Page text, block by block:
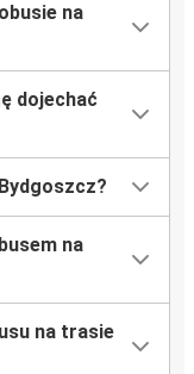
na
dojechać
na
na trasie